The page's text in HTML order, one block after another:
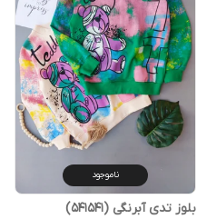
ناموجود
بلوز تدی آبرنگی (541541)